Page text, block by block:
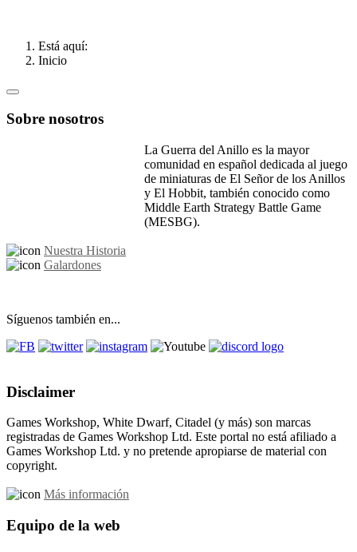
Está aquí:
Inicio
Sobre nosotros
La Guerra del Anillo es la mayor
comunidad en español dedicada al juego
de miniaturas de El Señor de los Anillos
y El Hobbit, también conocido como
Middle Earth Strategy Battle Game
(MESBG).
Nuestra Historia
Galardones
Síguenos también en...
Disclaimer
Games Workshop, White Dwarf, Citadel (y más) son marcas
registradas de Games Workshop Ltd. Este portal no está afiliado a
Games Workshop Ltd. y no pretende apropiarse de material con
copyright.
Más información
Equipo de la web